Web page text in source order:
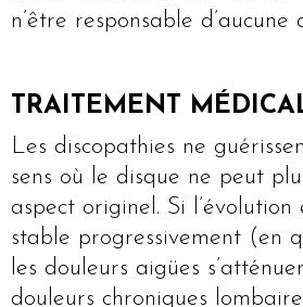
n’être responsable d’aucune
TRAITEMENT
Les discopathies ne
sens où le disque ne peut
aspect originel. Si
stable progressivement (en
les douleurs aigües
douleurs chroniques